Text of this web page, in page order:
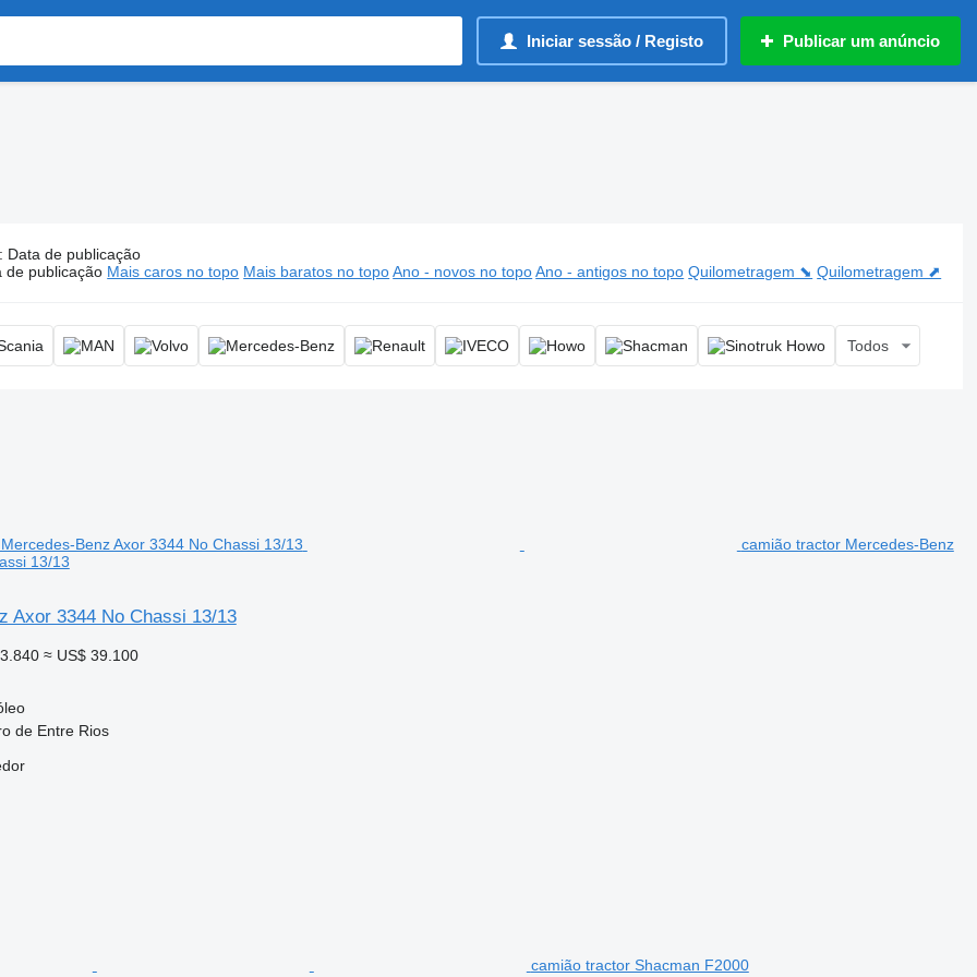
Iniciar sessão / Registo Publicar um anúncio
Camiões tractores, caminhão trator
: Data de publicação
de publicação Mais caros no topo Mais baratos no topo Ano - novos no topo Ano - antigos no topo Quilometragem ⬊ Quilometragem ⬈
Todos
camião tractor Mercedes-Benz
13/13
Axor 3344 No Chassi 13/13
≈ US$ 39.100
de Entre Rios
camião tractor Shacman F2000